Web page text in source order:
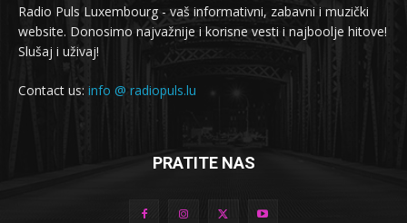
Radio Puls Luxembourg - vaš informativni, zabavni i muzički
website. Donosimo najvažnije i korisne vesti i najboolje hitove!
Slušaj i uživaj!
Contact us: info @ radiopuls.lu
PRATITE NAS